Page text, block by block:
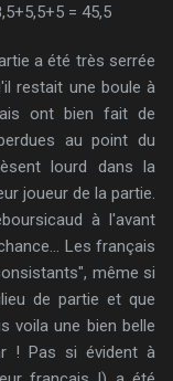
= 45,5
a été très serrée
restait une boule à
ont bien fait de
au point du
lourd dans la
joueur de la partie.
à l'avant
Les français
même si
de partie et que
voila une bien belle
! Pas si évident à